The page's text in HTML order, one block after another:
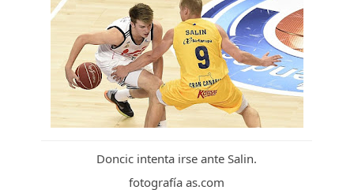
Doncic intenta irse ante Salin.
fotografía as.com